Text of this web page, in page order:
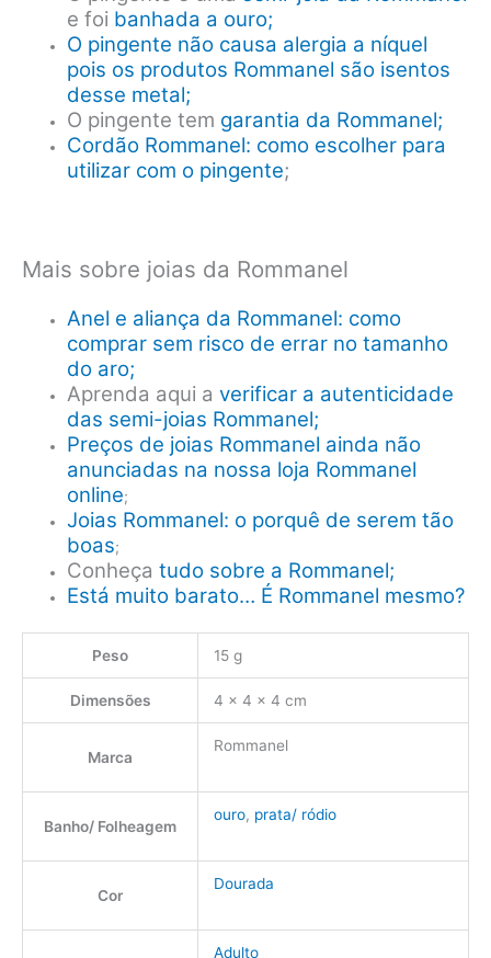
e foi banhada a ouro;
O pingente não causa alergia a níquel
pois os produtos Rommanel são isentos
desse metal;
O pingente tem garantia da Rommanel;
Cordão Rommanel: como escolher para
utilizar com o pingente;
Mais sobre joias da Rommanel
Anel e aliança da Rommanel: como
comprar sem risco de errar no tamanho
do aro;
Aprenda aqui averificar a autenticidade
das semi-joias Rommanel;
Preços de joias Rommanel ainda não
anunciadas na nossa loja Rommanel
online;
Joias Rommanel: o porquê de serem tão
boas;
Conheçatudo sobre a Rommanel;
Está muito barato… É Rommanel mesmo?
Peso 15 g
Dimensões 4 × 4 × 4 cm
Marca
Rommanel
Banho/ Folheagem
ouro, prata/ ródio
Cor
Dourada
Adulto